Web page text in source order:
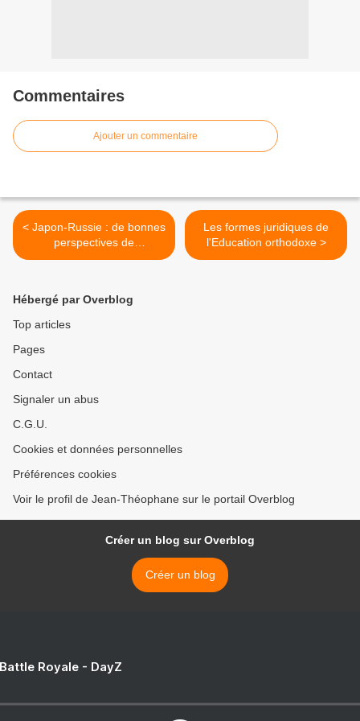
Commentaires
Ajouter un commentaire
< Japon-Russie : de bonnes
perspectives de
coopération économique
Les formes juridiques de
l'Education orthodoxe >
Hébergé par Overblog
Top articles
Pages
Contact
Signaler un abus
C.G.U.
Cookies et données personnelles
Préférences cookies
Voir le profil de Jean-Théophane sur le portail Overblog
Créer un blog sur Overblog
Créer un blog
Royale - DayZ